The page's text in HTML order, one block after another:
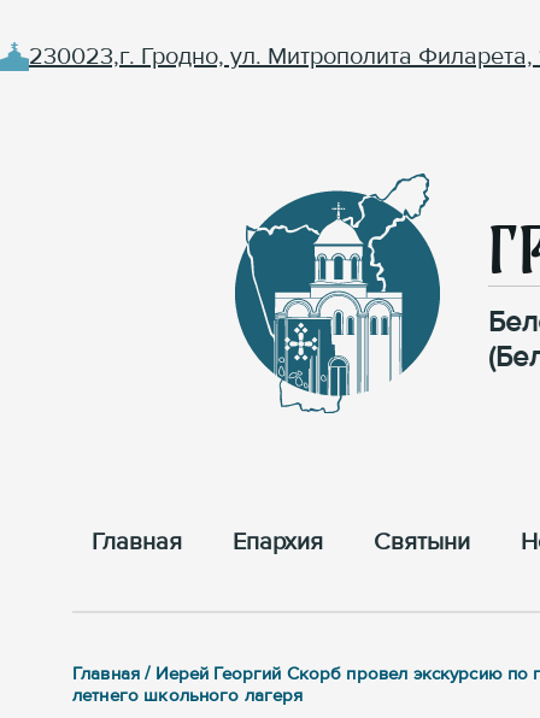
230023,г. Гродно, ул. Митрополита Филарета,
Главная Епархия Cвятыни
Главная / Иерей Георгий Скорб провел экскурсию
летнего школьного лагеря